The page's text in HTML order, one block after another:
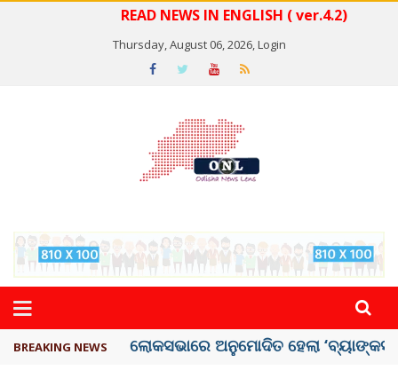
READ NEWS IN ENGLISH ( ver.4.2)
Thursday, August 06, 2026,Login
BREAKING NEWS ଭୁଶୁଡ଼ିଲା ପୁରୁଣା କୋଠା, ୬ ମୃତ